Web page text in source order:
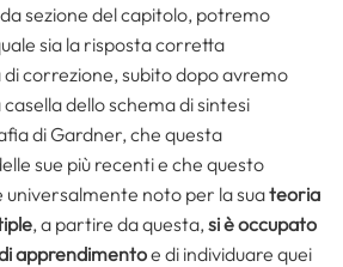
sezione del capitolo, potremo
sia la risposta corretta
correzione, subito dopo avremo
dello schema di sintesi
di Gardner, che questa
sue più recenti e che questo
universalmente noto per la suateoria
, a partire da questa, si è occupato
apprendimentoe di individuare quei